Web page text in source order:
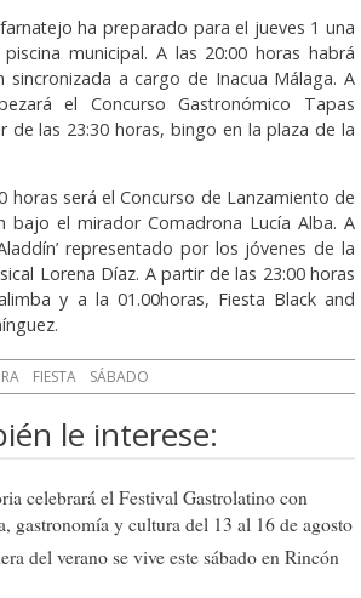
ha preparado para el jueves 1 una
municipal. A las 20:00 horas habrá
sincronizada a cargo de Inacua Málaga. A
el Concurso Gastronómico Tapas
de las 23:30 horas, bingo en la plaza de la
horas será el Concurso de Lanzamiento de
bajo el mirador Comadrona Lucía Alba. A
representado por los jóvenes de la
Lorena Díaz. A partir de las 23:00 horas
y a la 01.00horas, Fiesta Black and
FIESTA SÁBADO
le interese:
celebrará el Festival Gastrolatino con
gastronomía y cultura del 13 al 16 de agosto
del verano se vive este sábado en Rincón